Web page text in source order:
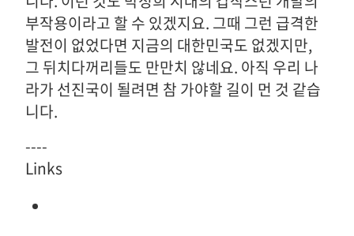
부작용이라고 할 수 있겠지요. 그때 그런 급격한
발전이 없었다면 지금의 대한민국도 없겠지만,
그 뒤치다꺼리들도 만만치 않네요. 아직 우리 나
라가 선진국이 될려면 참 가야할 길이 먼 것 같습
니다.
----
Links